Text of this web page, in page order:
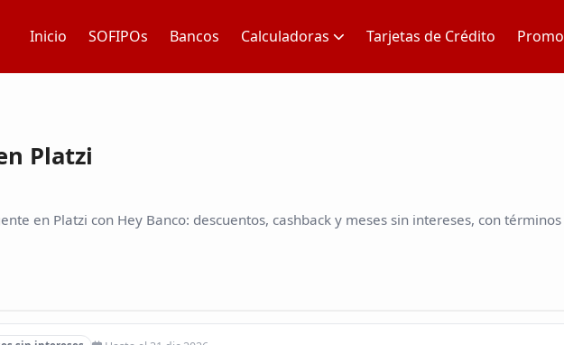
Inicio SOFIPOs Bancos Calculadoras Tarjetas de Crédito
Platzi
en Platzi con Hey Banco: descuentos, cashback y meses sin intereses, con